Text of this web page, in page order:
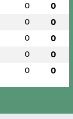
0 0
0 0
0 0
0 0
0 0